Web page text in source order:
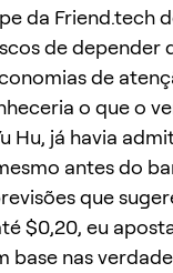
da Friend.tech
de depender
de
o que o
Hu, já havia
antes do
que
$0,20, eu
base nas